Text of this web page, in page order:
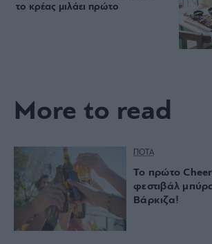
το κρέας μιλάει πρώτο
More to read
ΠΟΤΑ
Το πρώτο
φεστιβάλ
Βάρκιζα!